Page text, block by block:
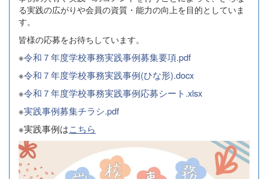
る実践の広がりや会員の資質・能力の向上を目的としていま
す。
皆様の応募をお待ちしています。
※令和７年度学校事務実践事例募集要項.pdf
※令和７年度学校事務実践事例(ひな形).docx
※令和７年度学校事務実践事例応募シート.xlsx
※実践事例募集チラシ.pdf
※実践事例はこちら